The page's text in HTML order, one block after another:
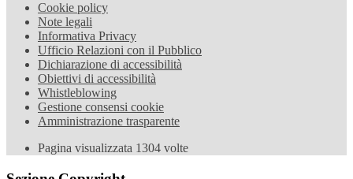
Cookie policy
Note legali
Informativa Privacy
Ufficio Relazioni con il Pubblico
Dichiarazione di accessibilità
Obiettivi di accessibilità
Whistleblowing
Gestione consensi cookie
Amministrazione trasparente
Pagina visualizzata 1304 volte